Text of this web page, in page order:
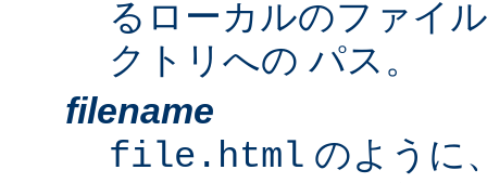
るローカルのファイ
クトリへの パス。
filename
file.html のように